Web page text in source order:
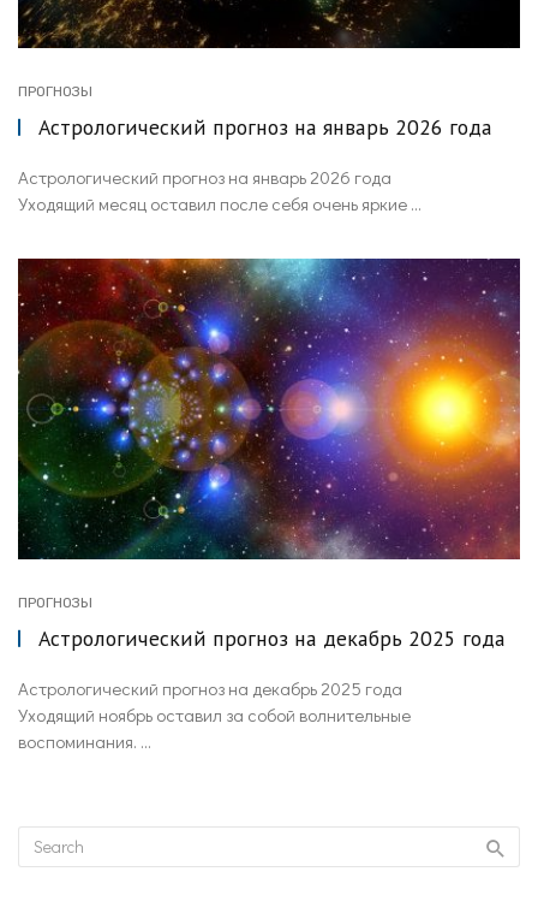
ПРОГНОЗЫ
Астрологический прогноз на январь 2026 года
Астрологический прогноз на январь 2026 года
Уходящий месяц оставил после себя очень яркие ...
ПРОГНОЗЫ
Астрологический прогноз на декабрь 2025 года
Астрологический прогноз на декабрь 2025 года
Уходящий ноябрь оставил за собой волнительные
воспоминания. ...